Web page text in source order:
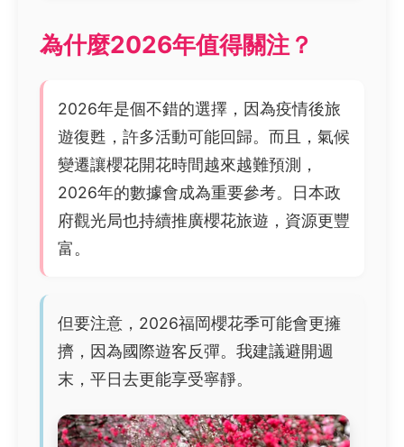
為什麼2026年值得關注？
2026年是個不錯的選擇，因為疫情後旅
遊復甦，許多活動可能回歸。而且，氣候
變遷讓櫻花開花時間越來越難預測，
2026年的數據會成為重要參考。日本政
府觀光局也持續推廣櫻花旅遊，資源更豐
富。
但要注意，2026福岡櫻花季可能會更擁
擠，因為國際遊客反彈。我建議避開週
末，平日去更能享受寧靜。